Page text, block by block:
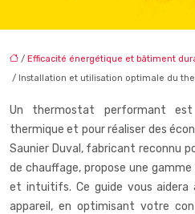
/ Efficacité énergétique et bâtiment
/ Installation et utilisation optimale du
Un thermostat performant
thermique et pour réaliser des
Saunier Duval, fabricant reconnu
de chauffage, propose une
et intuitifs. Ce guide vous
appareil, en optimisant votre